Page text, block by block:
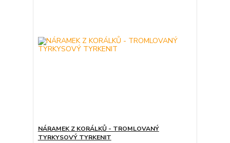
NÁRAMEK Z KORÁLKŮ - TROMLOVANÝ
TYRKYSOVÝ TYRKENIT